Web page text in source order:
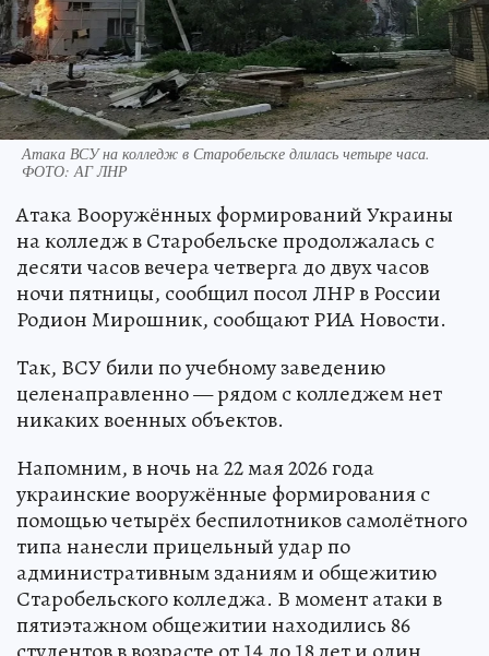
Атака ВСУ на колледж в Старобельске длилась четыре часа.
ФОТО: АГ ЛНР
Атака Вооружённых формирований Украины
на колледж в Старобельске продолжалась с
десяти часов вечера четверга до двух часов
ночи пятницы, сообщил посол ЛНР в России
Родион Мирошник, сообщают РИА Новости.
Так, ВСУ били по учебному заведению
целенаправленно — рядом с колледжем нет
никаких военных объектов.
Напомним, в ночь на 22 мая 2026 года
украинские вооружённые формирования с
помощью четырёх беспилотников самолётного
типа нанесли прицельный удар по
административным зданиям и общежитию
Старобельского колледжа. В момент атаки в
пятиэтажном общежитии находились 86